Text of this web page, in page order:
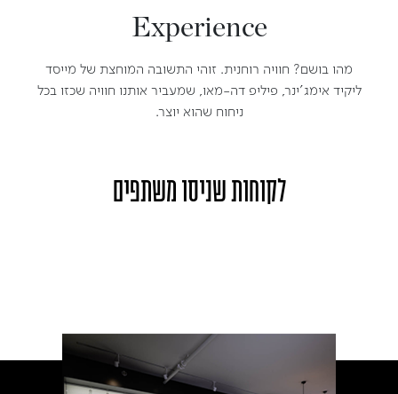
Experience
מהו בושם? חוויה רוחנית. זוהי התשובה המוחצת של מייסד
ליקיד אימג'ינר, פיליפ דה-מאו, שמעביר אותנו חוויה שכזו בכל
ניחוח שהוא יוצר.
לקוחות שניסו משתפים